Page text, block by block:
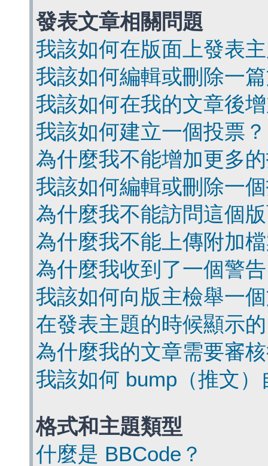
發表文章相關問題
我該如何在版面上發表
我該如何編輯或刪除一
我該如何在我的文章後
我該如何建立一個投票？
為什麼我不能增加更多
我該如何編輯或刪除一
為什麼我不能訪問這個
為什麼我不能上傳附加
為什麼我收到了一個警
我該如何向版主檢舉一
在發表主題的時候顯示
為什麼我的文章需要審
我該如何 bump（推文
格式和主題類型
什麼是 BBCode？